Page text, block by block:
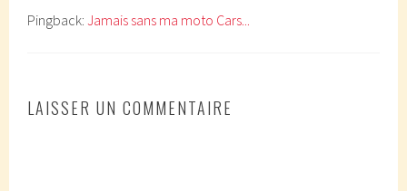
Pingback:Jamais sans ma moto Cars...
LAISSER UN COMMENTAIRE